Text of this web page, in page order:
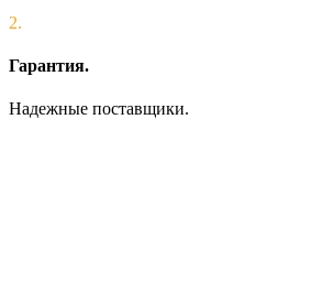
2.
Гарантия.
Надежные поставщики.